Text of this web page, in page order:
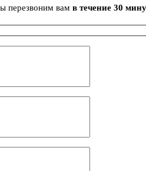
перезвоним вам в течение 30